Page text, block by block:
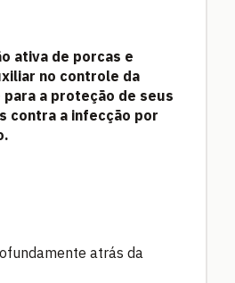
ativa de porcas e
no controle da
a proteção de seus
contra a infecção por
atrás da